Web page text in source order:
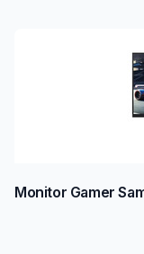
Monitor Gamer